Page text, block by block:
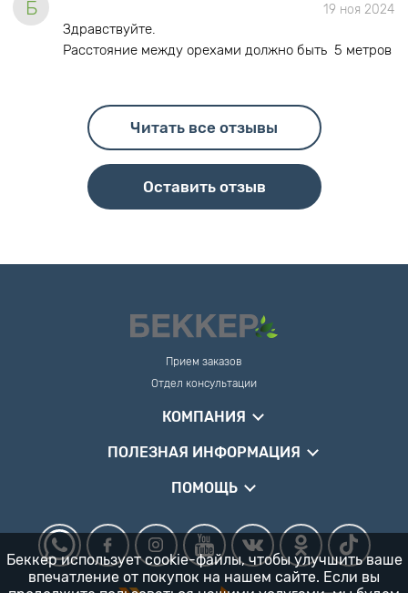
Б 19 ноя 2024
Здравствуйте.
Расстояние между орехами должно быть 5 метров
Читать все отзывы
Оставить отзыв
Прием заказов
Отдел консультации
КОМПАНИЯ
ПОЛЕЗНАЯ ИНФОРМАЦИЯ
ПОМОЩЬ
Беккер использует cookie-файлы, чтобы улучшить ваше
впечатление от покупок на нашем сайте. Если вы